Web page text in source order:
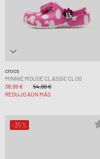
crocs
MINNIE MOUSE CLASSIC CLOG
38,99 €
54,99 €
REDUJO AÚN MÁS
-35%